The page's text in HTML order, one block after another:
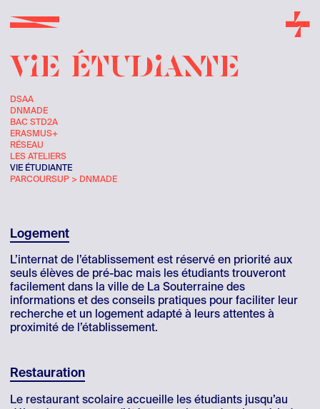
VIE ÉTUDIANTE
DSAA
DNMADE
BAC STD2A
ERASMUS+
RÉSEAU
LES ATELIERS
VIE ÉTUDIANTE
PARCOURSUP > DNMADE
Logement
L’internat de l’établissement est réservé en priorité aux
seuls élèves de pré-bac mais les étudiants trouveront
facilement dans la ville de La Souterraine des
informations et des conseils pratiques pour faciliter leur
recherche et un logement adapté à leurs attentes à
proximité de l’établissement.
Restauration
Le restaurant scolaire accueille les étudiants jusqu’au